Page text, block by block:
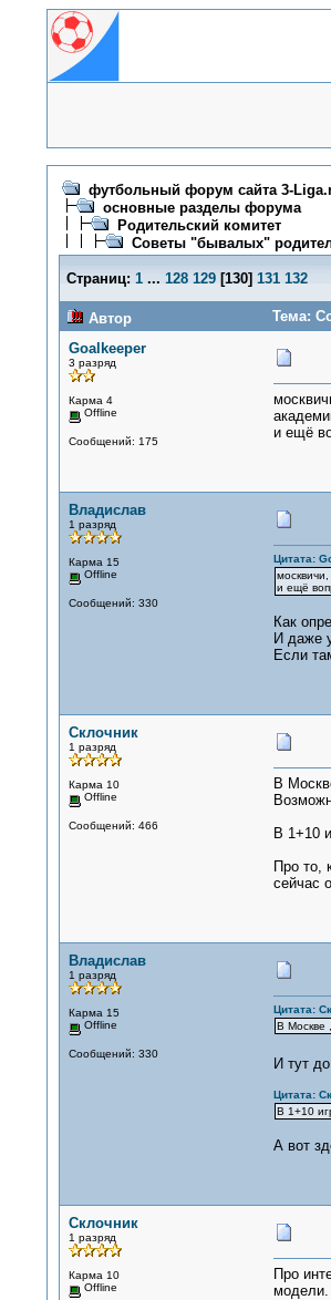
футбольный форум сайта 3-
основные разделы форума
Родительский комитет
Советы "бывалых"
Страниц: 1 ... 128 129[130] 131 132
Автор
Тема:
Goalkeeper
3 разряд
Карма 4
Offline
Сообщений: 175
и ещё
Владислав
1 разряд
Карма 15
Offline
Сообщений: 330
Цитата:
и ещё
Как
И даже
Если
Склочник
1 разряд
Карма 10
Offline
Сообщений: 466
В
В 1+10
Про то,
сейчас
Владислав
1 разряд
Карма 15
Offline
Сообщений: 330
Цитата:
В Москве
И тут
Цитата:
В 1+10
А вот
Склочник
1 разряд
Карма 10
Offline
Про
модели.